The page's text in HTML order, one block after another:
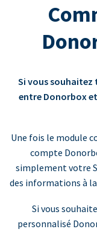
Si vous souhaitez
entre Donorbox
Une fois le module
compte
simplement votre
des informations à
Si vous
personnalisé